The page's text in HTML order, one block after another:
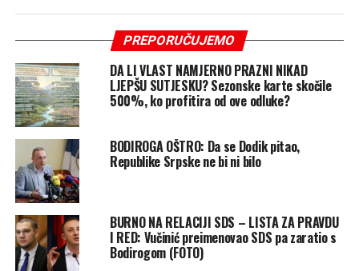
PREPORUČUJEMO
DA LI VLAST NAMJERNO PRAZNI NIKAD
LJEPŠU SUTJESKU? Sezonske karte skočile
500%, ko profitira od ove odluke?
BODIROGA OŠTRO: Da se Dodik pitao,
Republike Srpske ne bi ni bilo
BURNO NA RELACIJI SDS – LISTA ZA PRAVDU
I RED: Vučinić preimenovao SDS pa zaratio s
Bodirogom (FOTO)